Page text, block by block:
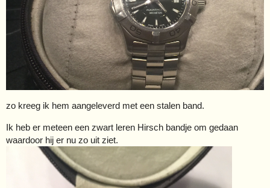
zo kreeg ik hem aangeleverd met een stalen band.
Ik heb er meteen een zwart leren Hirsch bandje om gedaan
waardoor hij er nu zo uit ziet.